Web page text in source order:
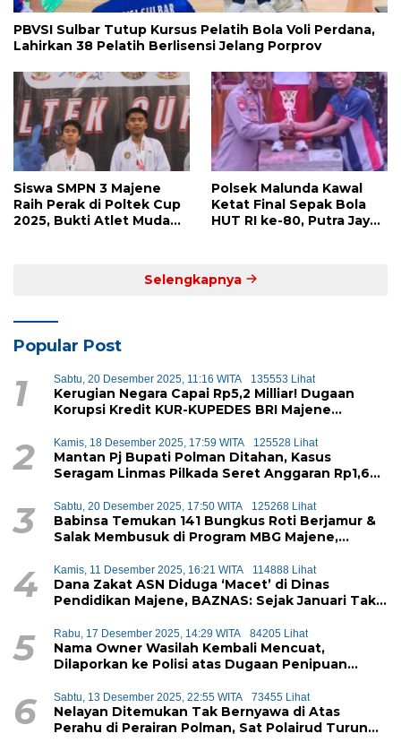
PBVSI Sulbar Tutup Kursus Pelatih Bola Voli Perdana,
Lahirkan 38 Pelatih Berlisensi Jelang Porprov
Siswa SMPN 3 Majene
Raih Perak di Poltek Cup
2025, Bukti Atlet Muda
Polsek Malunda Kawal
Ketat Final Sepak Bola
HUT RI ke-80, Putra Jaya
Selengkapnya
Popular Post
1 Sabtu, 20 Desember 2025, 11:16 WITA 135553 Lihat
Kerugian Negara Capai Rp5,2 Milliar! Dugaan
Korupsi Kredit KUR-KUPEDES BRI Majene
2 Kamis, 18 Desember 2025, 17:59 WITA 125528 Lihat
Mantan Pj Bupati Polman Ditahan, Kasus
Seragam Linmas Pilkada Seret Anggaran Rp1,6
3 Sabtu, 20 Desember 2025, 17:50 WITA 125268 Lihat
Babinsa Temukan 141 Bungkus Roti Berjamur &
Salak Membusuk di Program MBG Majene,
4 Kamis, 11 Desember 2025, 16:21 WITA 114888 Lihat
Dana Zakat ASN Diduga ‘Macet’ di Dinas
Pendidikan Majene, BAZNAS: Sejak Januari Tak
5 Rabu, 17 Desember 2025, 14:29 WITA 84205 Lihat
Nama Owner Wasilah Kembali Mencuat,
Dilaporkan ke Polisi atas Dugaan Penipuan
6 Sabtu, 13 Desember 2025, 22:55 WITA 73455 Lihat
Nelayan Ditemukan Tak Bernyawa di Atas
Perahu di Perairan Polman, Sat Polairud Turun